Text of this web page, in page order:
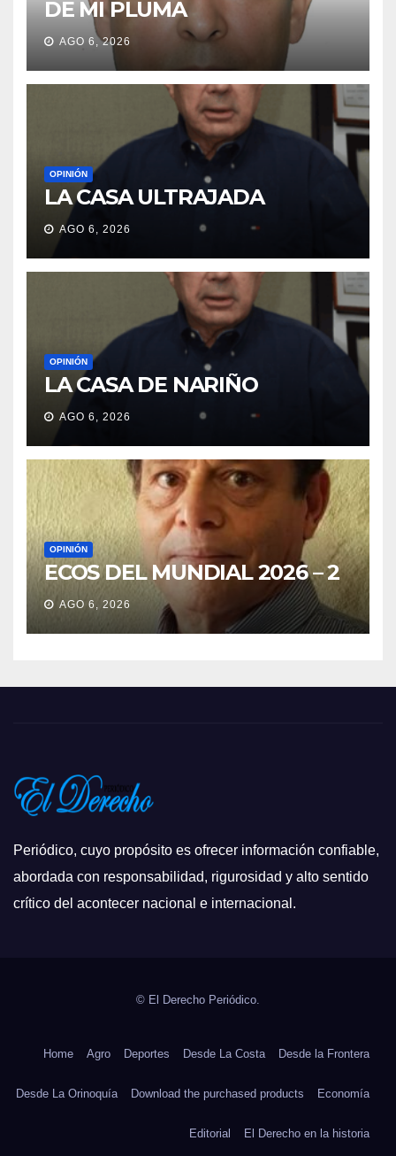
DE MI PLUMA
AGO 6, 2026
OPINIÓN
LA CASA ULTRAJADA
AGO 6, 2026
OPINIÓN
LA CASA DE NARIÑO
AGO 6, 2026
OPINIÓN
ECOS DEL MUNDIAL 2026 – 2
AGO 6, 2026
Periódico, cuyo propósito es ofrecer información confiable,
abordada con responsabilidad, rigurosidad y alto sentido
crítico del acontecer nacional e internacional.
© El Derecho Periódico.
Home Agro Deportes Desde La Costa Desde la Frontera
Desde La Orinoquía Download the purchased products Economía
Editorial El Derecho en la historia